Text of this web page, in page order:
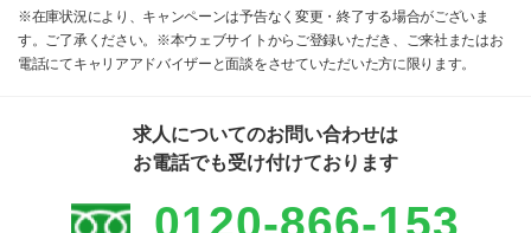
※在庫状況により、キャンペーンは予告なく変更・終了する場合がございま
す。ご了承ください。※本ウェブサイトからご登録いただき、ご来社またはお
電話にてキャリアアドバイザーと面談をさせていただいた方に限ります。
求人についてのお問い合わせは
お電話でも受け付けております